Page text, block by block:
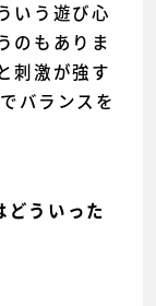
いう遊び心
のもありま
刺激が強す
バランスを
ういった